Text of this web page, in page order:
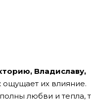
Владиславу,
их влияние.
любви и тепла,